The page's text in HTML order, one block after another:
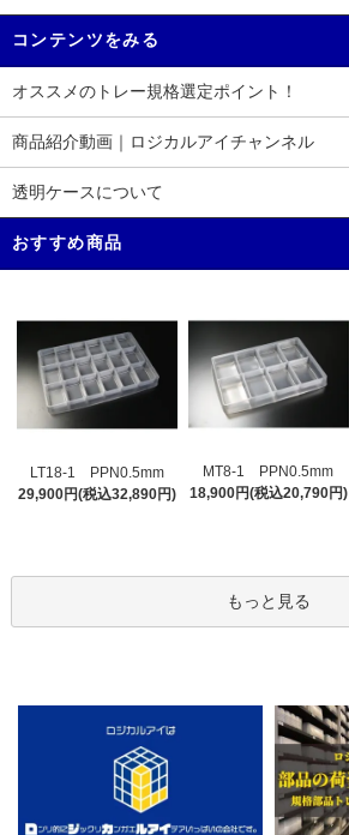
コンテンツをみる
オススメのトレー規格選定ポイント！
商品紹介動画｜ロジカルアイチャンネル
透明ケースについて
おすすめ商品
LT18-1 PPN0.5mm
29,900円(税込32,890円)
MT8-1 PPN0.5mm
18,900円(税込20,790円)
もっと見る